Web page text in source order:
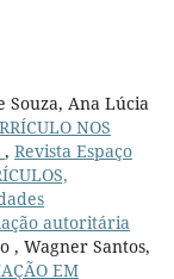
Souza, Ana Lúcia
NOS
, Revista Espaço
autoritária
, Wagner Santos,
EM